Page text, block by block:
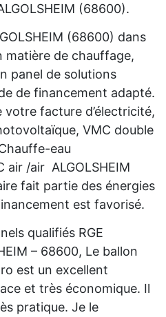
(68600).
(68600) dans
matière de chauffage,
panel de solutions
de financement adapté.
facture d’électricité,
VMC double
eau
air /air ALGOLSHEIM
fait partie des énergies
est favorisé.
qualifiés RGE
– 68600, Le ballon
est un excellent
et très économique. Il
pratique. Je le